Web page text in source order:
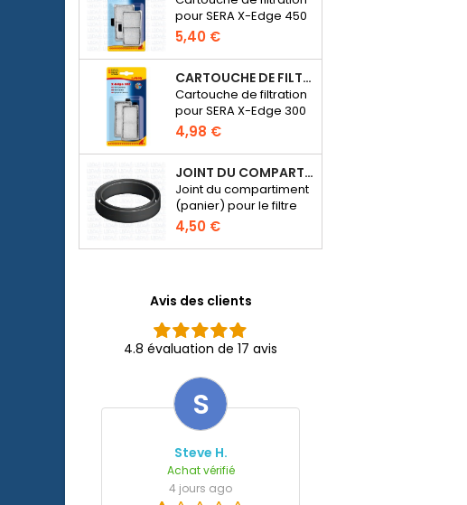
pour SERA X-Edge 450
5,40 €
CARTOUCHE DE FILTRATION BLANCHE POUR SERA X-EDGE 300 - 2 PIÈCES
Cartouche de filtration
pour SERA X-Edge 300
4,98 €
JOINT DU COMPARTIMENT POUR MÉDIA DE FILTRATION - FILTRE SERA FIL BIOACTIVE 250 AU 400+UV ET UVC-XTREME 800 OU 1200
Joint du compartiment
(panier) pour le filtre
externe SERA Fil
Bioactive 250, 250+UV,
400+UV et UVC-
4,50 €
Avis des clients
4.8 évaluation de 17 avis
S
Steve H.
Achat vérifié
4 jours ago